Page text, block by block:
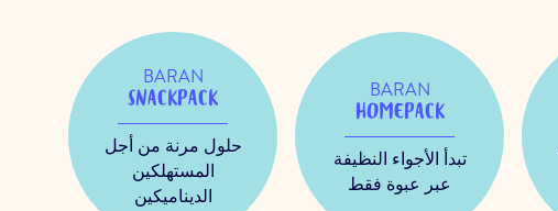
BARAN
SNACKPACK
حلول مرنة من أجل
المستهلكين
الديناميكين
BARAN
HOMEPACK
تبدأ الأجواء النظيفة
عبر عبوة فقط